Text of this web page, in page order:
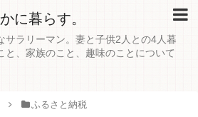
に暮らす。
サラリーマン。妻と子供2人との4人暮
と、家族のこと、趣味のことについて
ふるさと納税